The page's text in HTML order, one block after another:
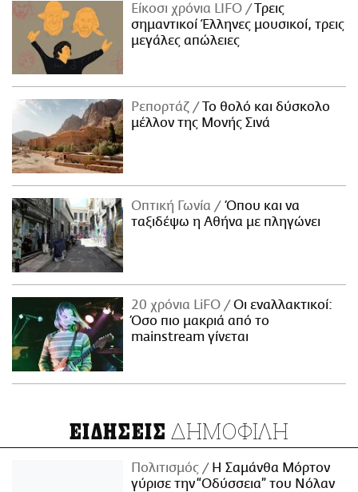
Είκοσι χρόνια LIFO
Tρεις
σημαντικοί Έλληνες μουσικοί, τρεις
μεγάλες απώλειες
Ρεπορτάζ
Το θολό και δύσκολο
μέλλον της Μονής Σινά
Οπτική Γωνία
Όπου και να
ταξιδέψω η Αθήνα με πληγώνει
20 χρόνια LiFO
Οι εναλλακτικοί:
Όσο πιο μακριά από το
mainstream γίνεται
ΕΙΔΗΣΕΙΣ ΔΗΜΟΦΙΛΗ
Πολιτισμός
Η Σαμάνθα Μόρτον
γύρισε την “Οδύσσεια” του Νόλαν